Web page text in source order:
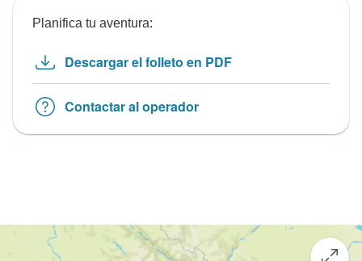
Planifica tu aventura:
Descargar el folleto en PDF
Contactar al operador